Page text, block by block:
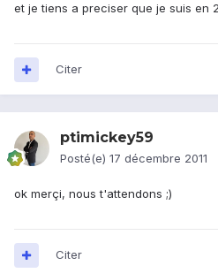
et je tiens a preciser que je suis en
Citer
ptimickey59
Posté(e) 17 décembre 2011
ok merçi, nous t'attendons ;)
Citer